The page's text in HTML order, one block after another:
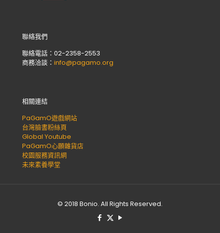
聯絡我們
聯絡電話：02-2358-2553
商務洽談： info@pagamo.org
相關連結
PaGamO遊戲網站
台灣臉書粉絲頁
Global Youtube
PaGamO心願雜貨店
校園服務資訊網
未來素養學堂
© 2018 Bonio. All Rights Reserved.